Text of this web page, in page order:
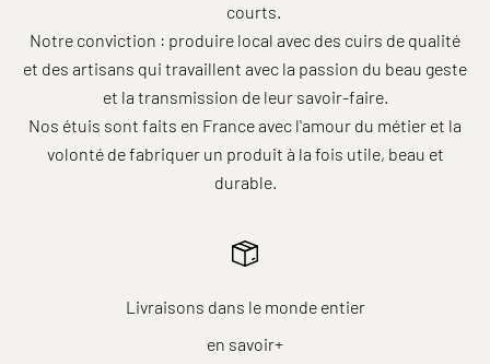
courts.
Notre conviction : produire local avec des cuirs de qualité
et des artisans qui travaillent avec la passion du beau geste
et la transmission de leur savoir-faire.
Nos étuis sont faits en France avec l'amour du métier et la
volonté de fabriquer un produit à la fois utile, beau et
durable.
Livraisons dans le monde entier
en savoir+